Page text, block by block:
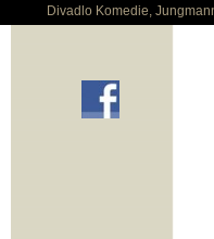
Divadlo Komedie,